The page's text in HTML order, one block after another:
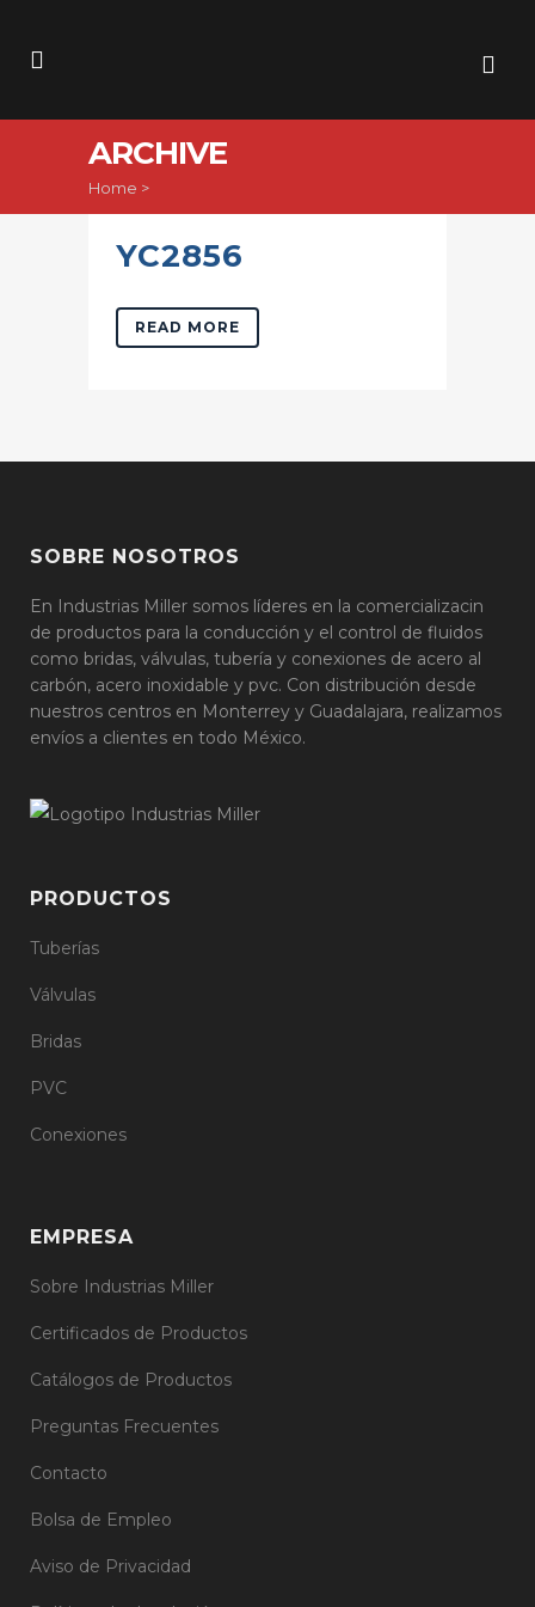
ARCHIVE
Home >
YC2856
READ MORE
SOBRE NOSOTROS
En Industrias Miller somos líderes en la comercializacin
de productos para la conducción y el control de fluidos
como bridas, válvulas, tubería y conexiones de acero al
carbón, acero inoxidable y pvc. Con distribución desde
nuestros centros en Monterrey y Guadalajara, realizamos
envíos a clientes en todo México.
PRODUCTOS
Tuberías
Válvulas
Bridas
PVC
Conexiones
EMPRESA
Sobre Industrias Miller
Certificados de Productos
Catálogos de Productos
Preguntas Frecuentes
Contacto
Bolsa de Empleo
Aviso de Privacidad